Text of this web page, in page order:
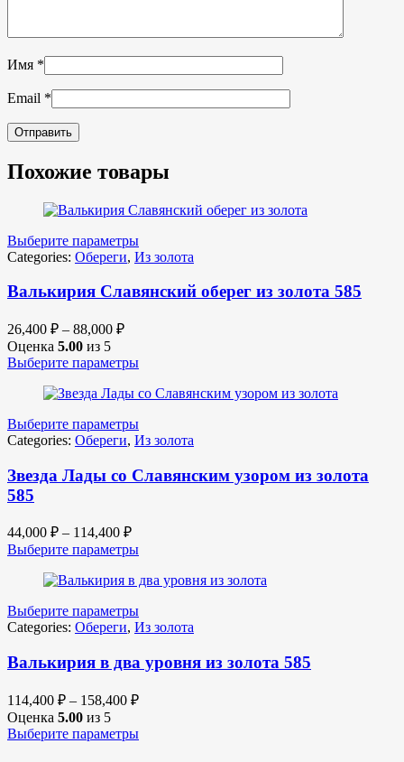
Имя *
Email *
Похожие товары
Выберите параметры
Categories: Обереги, Из золота
Валькирия Славянский оберег из золота 585
26,400 ₽ – 88,000 ₽
Оценка 5.00 из 5
Выберите параметры
Выберите параметры
Categories: Обереги, Из золота
Звезда Лады со Славянским узором из золота
585
44,000 ₽ – 114,400 ₽
Выберите параметры
Выберите параметры
Categories: Обереги, Из золота
Валькирия в два уровня из золота 585
114,400 ₽ – 158,400 ₽
Оценка 5.00 из 5
Выберите параметры